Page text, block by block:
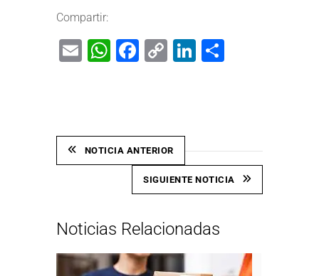
Compartir:
EmailWhatsApp
Facebook
CopyLinkedIn
NOTICIA ANTERIOR
SIGUIENTE NOTICIA
Noticias Relacionadas